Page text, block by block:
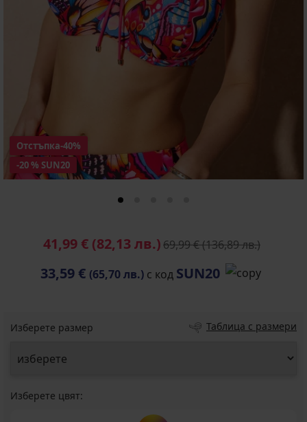
-20 % SUN20
Отстъпка-40%
41,99 € (82,13 лв.)69,99 €(136,89 лв.)
33,59 € (65,70 лв.) с код SUN20
Изберете размер Таблица с размери
Изберете цвят: